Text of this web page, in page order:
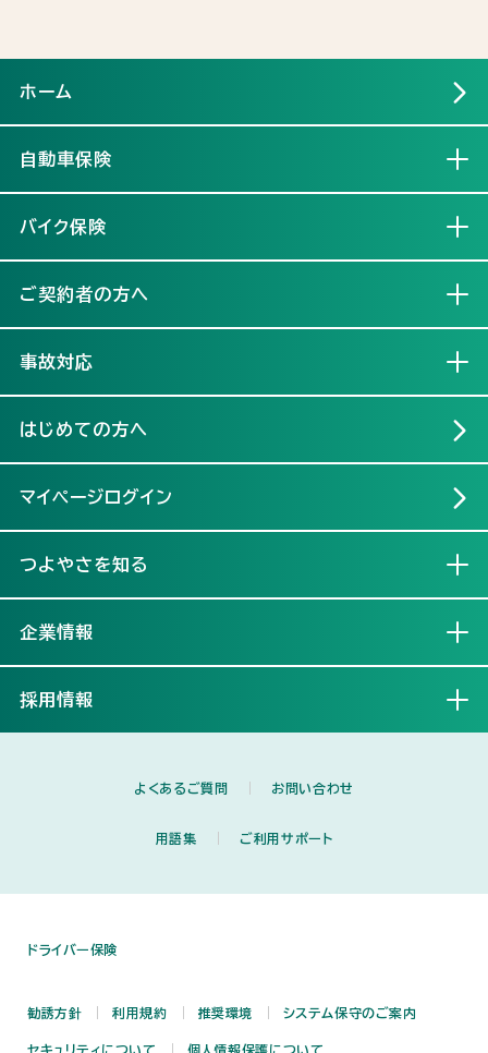
ホーム
自動車保険
バイク保険
ご契約者の方へ
事故対応
はじめての方へ
マイページログイン
つよやさを知る
企業情報
採用情報
よくあるご質問 お問い合わせ
用語集 ご利用サポート
ドライバー保険
勧誘方針 利用規約 推奨環境 システム保守のご案内
セキュリティについて 個人情報保護について